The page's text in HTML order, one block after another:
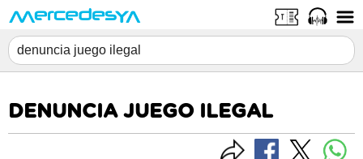
DENUNCIA JUEGO ILEGAL